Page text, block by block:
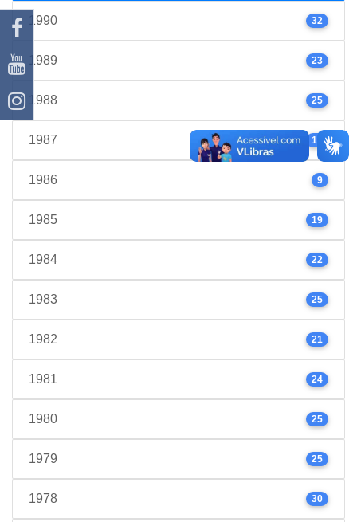
1990 32
1989 23
1988 25
1987 17
1986 9
1985 19
1984 22
1983 25
1982 21
1981 24
1980 25
1979 25
1978 30